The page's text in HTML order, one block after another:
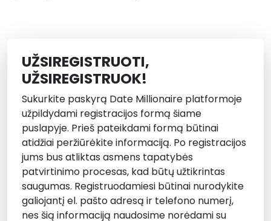
UŽSIREGISTRUOTI,
UŽSIREGISTRUOK!
Sukurkite paskyrą Date Millionaire platformoje
užpildydami registracijos formą šiame
puslapyje. Prieš pateikdami formą būtinai
atidžiai peržiūrėkite informaciją. Po registracijos
jums bus atliktas asmens tapatybės
patvirtinimo procesas, kad būtų užtikrintas
saugumas. Registruodamiesi būtinai nurodykite
galiojantį el. pašto adresą ir telefono numerį,
nes šią informaciją naudosime norėdami su